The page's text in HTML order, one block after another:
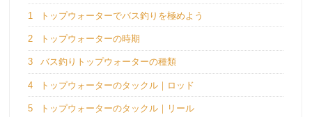
1 トップウォーターでバス釣りを極めよう
2 トップウォーターの時期
3 バス釣りトップウォーターの種類
4 トップウォーターのタックル｜ロッド
5 トップウォーターのタックル｜リール